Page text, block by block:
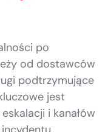
po
od dostawców
podtrzymujące
jest
i kanałów